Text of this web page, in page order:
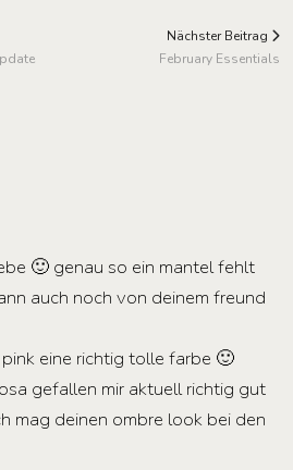
Nächster Beitrag
February Essentials
🙂 genau so ein mantel fehlt
auch noch von deinem freund
eine richtig tolle farbe 🙂
gefallen mir aktuell richtig gut
mag deinen ombre look bei den